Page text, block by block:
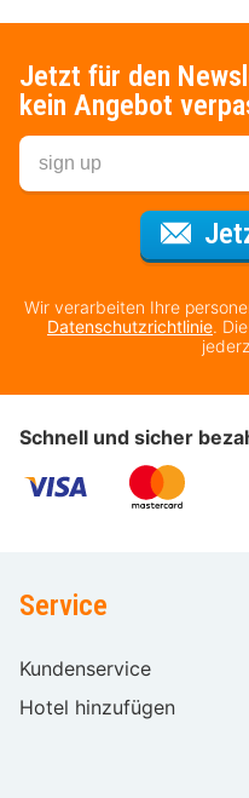
Jetzt für den
kein Angebot
Wir verarbeiten Ihre
Datenschutzrichtlinie.
Schnell und sicher
Service
Kundenservice
Hotel hinzufügen